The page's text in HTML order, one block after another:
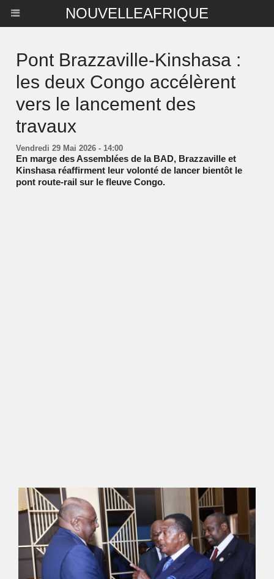
NOUVELLEAFRIQUE
Pont Brazzaville-Kinshasa :
les deux Congo accélèrent
vers le lancement des
travaux
Vendredi 29 Mai 2026 - 14:00
En marge des Assemblées de la BAD, Brazzaville et
Kinshasa réaffirment leur volonté de lancer bientôt le
pont route-rail sur le fleuve Congo.